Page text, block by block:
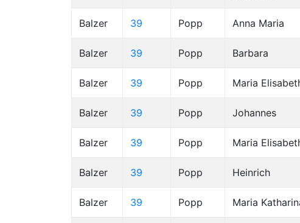
Balzer 39 Popp Anna Maria
Balzer 39 Popp Barbara
Balzer 39 Popp Maria
Balzer 39 Popp Johannes
Balzer 39 Popp Maria
Balzer 39 Popp Heinrich
Balzer 39 Popp Maria